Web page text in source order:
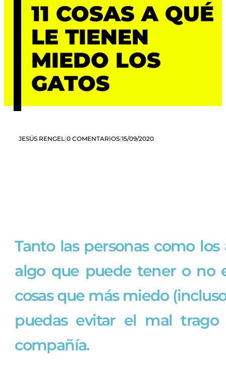
11 COSAS A QUÉ
LE TIENEN
MIEDO LOS
GATOS
JESÚS RENGEL|0 COMENTARIOS|15/09/2020
Tanto las personas como
algo que puede tener o no
cosas que más miedo
puedas evitar el mal
compañía.